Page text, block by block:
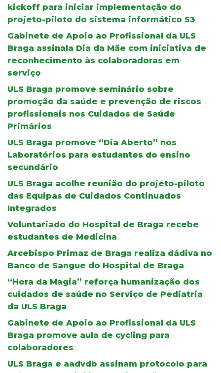
kickoff para iniciar implementação do
projeto-piloto do sistema informático S3
Gabinete de Apoio ao Profissional da ULS
Braga assinala Dia da Mãe com iniciativa de
reconhecimento às colaboradoras em
serviço
ULS Braga promove seminário sobre
promoção da saúde e prevenção de riscos
profissionais nos Cuidados de Saúde
Primários
ULS Braga promove “Dia Aberto” nos
Laboratórios para estudantes do ensino
secundário
ULS Braga acolhe reunião do projeto-piloto
das Equipas de Cuidados Continuados
Integrados
Voluntariado do Hospital de Braga recebe
estudantes de Medicina
Arcebispo Primaz de Braga realiza dádiva no
Banco de Sangue do Hospital de Braga
“Hora da Magia” reforça humanização dos
cuidados de saúde no Serviço de Pediatria
da ULS Braga
Gabinete de Apoio ao Profissional da ULS
Braga promove aula de cycling para
colaboradores
ULS Braga e aadvdb assinam protocolo para